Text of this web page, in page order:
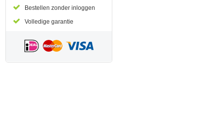
Bestellen zonder inloggen
Volledige garantie